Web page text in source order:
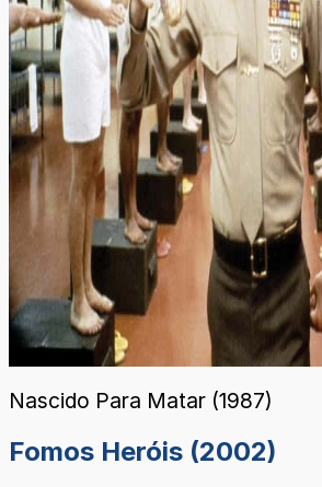
Nascido Para Matar (1987)
Fomos Heróis (2002)